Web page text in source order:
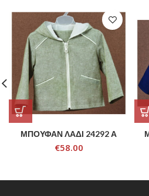
ΜΠΟΥΦΑΝ ΛΑΔΙ 24292 Α
€58.00